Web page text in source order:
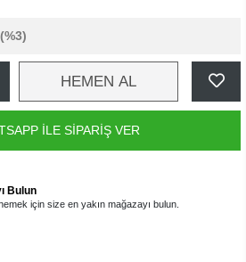
(%3)
HEMEN AL
İLE SİPARİŞ VER
Bulun
için size en yakın mağazayı bulun.